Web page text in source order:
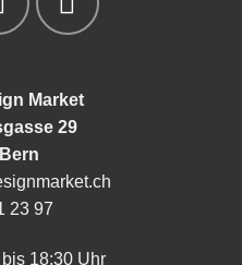
Market
29
23 97
18:30 Uhr